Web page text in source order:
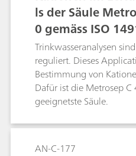
Chloranilsäure-
Nachweisgrenze in
Chloridkonzentration
in Meerwasser bei ca. 1
hohem Chloridgehalt
Reduktion der
mit Sulfationen
analysiert werden.
ls der Säule
0 gemäss ISO
Trinkwasseranalysen
reguliert. Dieses
Bestimmung von
Dafür ist die Metrosep
geeignetste Säule.
AN-C-177